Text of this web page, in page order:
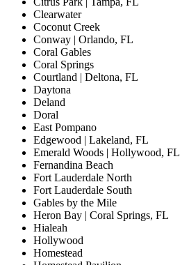
Clearwater
Coconut Creek
Conway | Orlando, FL
Coral Gables
Coral Springs
Courtland | Deltona, FL
Daytona
Deland
Doral
East Pompano
Edgewood | Lakeland, FL
Emerald Woods | Hollywood, FL
Fernandina Beach
Fort Lauderdale North
Fort Lauderdale South
Gables by the Mile
Heron Bay | Coral Springs, FL
Hialeah
Hollywood
Homestead